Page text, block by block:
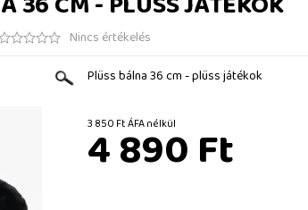
Nincs értékelés
Plüss bálna 36 cm - plüss játékok
3 850 Ft ÁFA nélkül
4 890 Ft